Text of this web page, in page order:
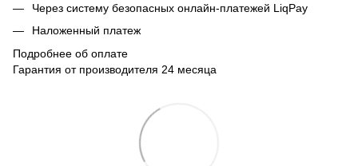
Через систему безопасных онлайн-платежей LiqPay
Наложенный платеж
Подробнее об оплате
Гарантия от производителя 24 месяца